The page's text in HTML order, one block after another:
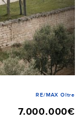
RE/MAX Oltre
7.000.000€